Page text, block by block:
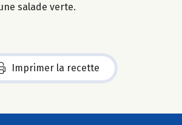
salade verte.
Imprimer la recette